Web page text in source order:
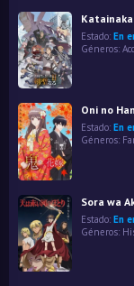
Katainaka
Estado: En
Géneros:
Oni no
Estado: En
Géneros:
Sora wa
Estado: En
Géneros: